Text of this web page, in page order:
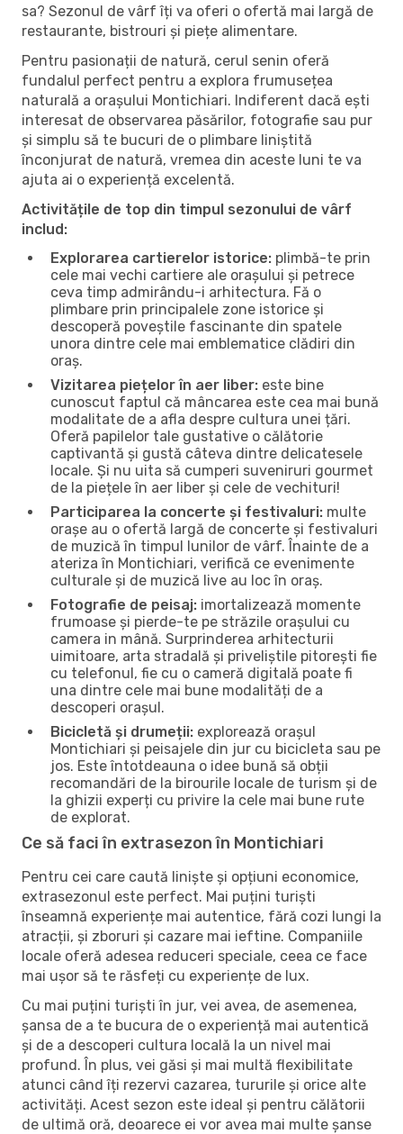
sa? Sezonul de vârf îți va oferi o ofertă mai largă de
restaurante, bistrouri și piețe alimentare.
Pentru pasionații de natură, cerul senin oferă
fundalul perfect pentru a explora frumusețea
naturală a orașului Montichiari. Indiferent dacă ești
interesat de observarea păsărilor, fotografie sau pur
și simplu să te bucuri de o plimbare liniștită
înconjurat de natură, vremea din aceste luni te va
ajuta ai o experiență excelentă.
Activitățile de top din timpul sezonului de vârf
includ:
Explorarea cartierelor istorice: plimbă-te prin
cele mai vechi cartiere ale orașului și petrece
ceva timp admirându-i arhitectura. Fă o
plimbare prin principalele zone istorice și
descoperă poveștile fascinante din spatele
unora dintre cele mai emblematice clădiri din
oraș.
Vizitarea piețelor în aer liber: este bine
cunoscut faptul că mâncarea este cea mai bună
modalitate de a afla despre cultura unei țări.
Oferă papilelor tale gustative o călătorie
captivantă și gustă câteva dintre delicatesele
locale. Și nu uita să cumperi suveniruri gourmet
de la piețele în aer liber și cele de vechituri!
Participarea la concerte și festivaluri: multe
orașe au o ofertă largă de concerte și festivaluri
de muzică în timpul lunilor de vârf. Înainte de a
ateriza în Montichiari, verifică ce evenimente
culturale și de muzică live au loc în oraș.
Fotografie de peisaj: imortalizează momente
frumoase și pierde-te pe străzile orașului cu
camera in mână. Surprinderea arhitecturii
uimitoare, arta stradală și priveliștile pitorești fie
cu telefonul, fie cu o cameră digitală poate fi
una dintre cele mai bune modalități de a
descoperi orașul.
Bicicletă și drumeții: explorează orașul
Montichiari și peisajele din jur cu bicicleta sau pe
jos. Este întotdeauna o idee bună să obții
recomandări de la birourile locale de turism și de
la ghizii experți cu privire la cele mai bune rute
de explorat.
Ce să faci în extrasezon în Montichiari
Pentru cei care caută liniște și opțiuni economice,
extrasezonul este perfect. Mai puțini turiști
înseamnă experiențe mai autentice, fără cozi lungi la
atracții, și zboruri și cazare mai ieftine. Companiile
locale oferă adesea reduceri speciale, ceea ce face
mai ușor să te răsfeți cu experiențe de lux.
Cu mai puțini turiști în jur, vei avea, de asemenea,
șansa de a te bucura de o experiență mai autentică
și de a descoperi cultura locală la un nivel mai
profund. În plus, vei găsi și mai multă flexibilitate
atunci când îți rezervi cazarea, tururile și orice alte
activități. Acest sezon este ideal și pentru călătorii
de ultimă oră, deoarece ei vor avea mai multe șanse